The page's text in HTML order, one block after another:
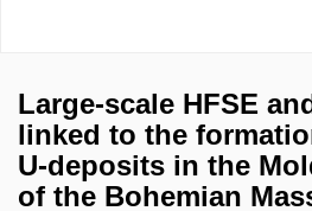
Large-scale HFSE
linked to the
U-deposits in the
of the Bohemian